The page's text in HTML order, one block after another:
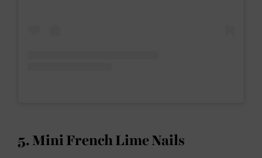
5. Mini French Lime Nails